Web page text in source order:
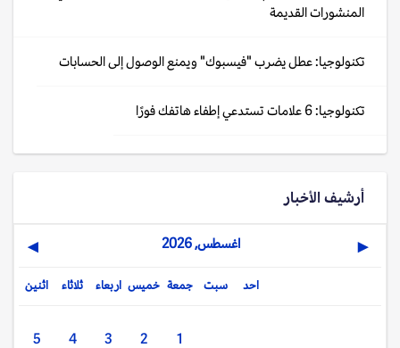
المنشورات القديمة
تكنولوجيا: عطل يضرب "فيسبوك" ويمنع الوصول إلى الحسابات
تكنولوجيا: 6 علامات تستدعي إطفاء هاتفك فورًا
أرشيف الأخبار
◀ اغسطس, 2026 ▶
اثنين ثلاثاء اربعاء خميس جمعة سبت احد
1
2
3
4
5